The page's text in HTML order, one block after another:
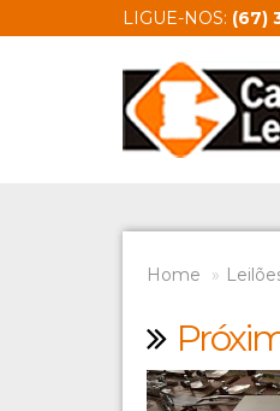
LIGUE-NOS: (67)
Home